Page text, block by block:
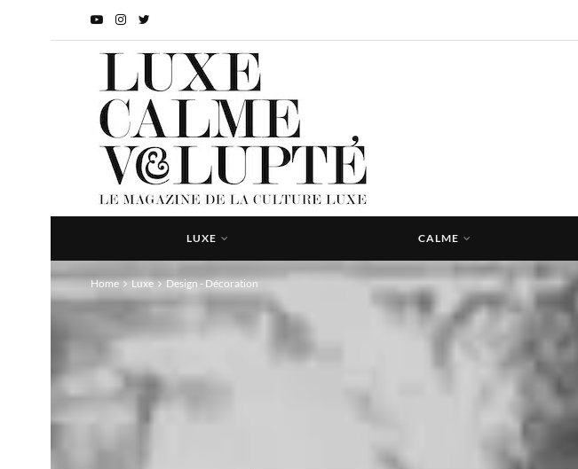
LUXE CALME
Home Luxe Design - Décoration